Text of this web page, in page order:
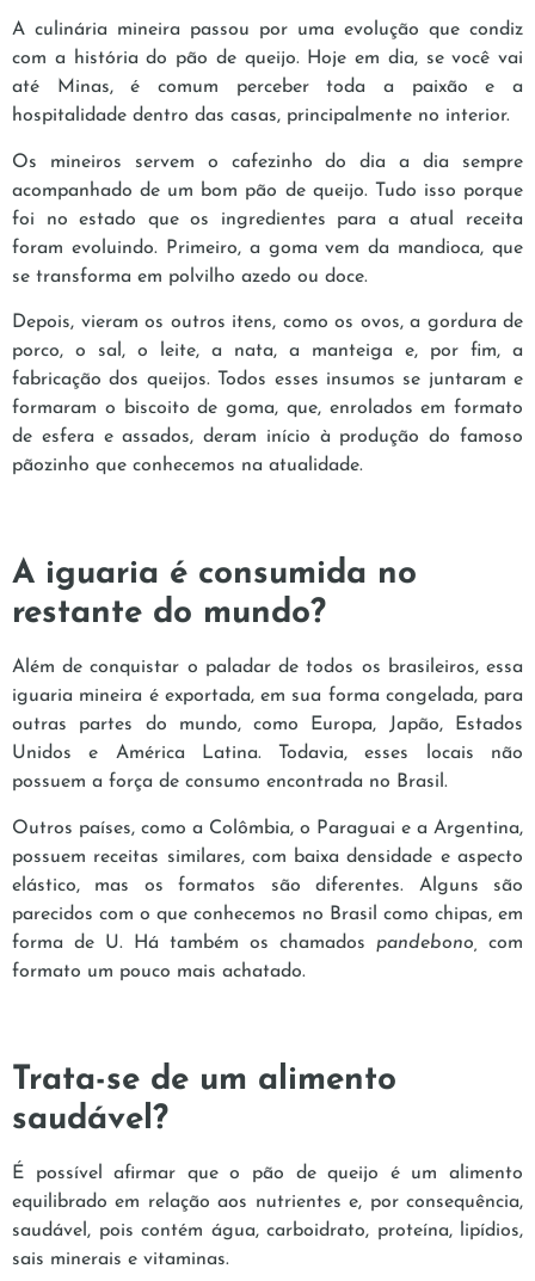
A culinária mineira passou por uma evolução que condiz
com a história do pão de queijo. Hoje em dia, se você vai
até Minas, é comum perceber toda a paixão e a
hospitalidade dentro das casas, principalmente no interior.
Os mineiros servem o cafezinho do dia a dia sempre
acompanhado de um bom pão de queijo. Tudo isso porque
foi no estado que os ingredientes para a atual receita
foram evoluindo. Primeiro, a goma vem da mandioca, que
se transforma em polvilho azedo ou doce.
Depois, vieram os outros itens, como os ovos, a gordura de
porco, o sal, o leite, a nata, a manteiga e, por fim, a
fabricação dos queijos. Todos esses insumos se juntaram e
formaram o biscoito de goma, que, enrolados em formato
de esfera e assados, deram início à produção do famoso
pãozinho que conhecemos na atualidade.
A iguaria é consumida no
restante do mundo?
Além de conquistar o paladar de todos os brasileiros, essa
iguaria mineira é exportada, em sua forma congelada, para
outras partes do mundo, como Europa, Japão, Estados
Unidos e América Latina. Todavia, esses locais não
possuem a força de consumo encontrada no Brasil.
Outros países, como a Colômbia, o Paraguai e a Argentina,
possuem receitas similares, com baixa densidade e aspecto
elástico, mas os formatos são diferentes. Alguns são
parecidos com o que conhecemos no Brasil como chipas, em
forma de U. Há também os chamados pandebono, com
formato um pouco mais achatado.
Trata-se de um alimento
saudável?
É possível afirmar que o pão de queijo é um alimento
equilibrado em relação aos nutrientes e, por consequência,
saudável, pois contém água, carboidrato, proteína, lipídios,
sais minerais e vitaminas.